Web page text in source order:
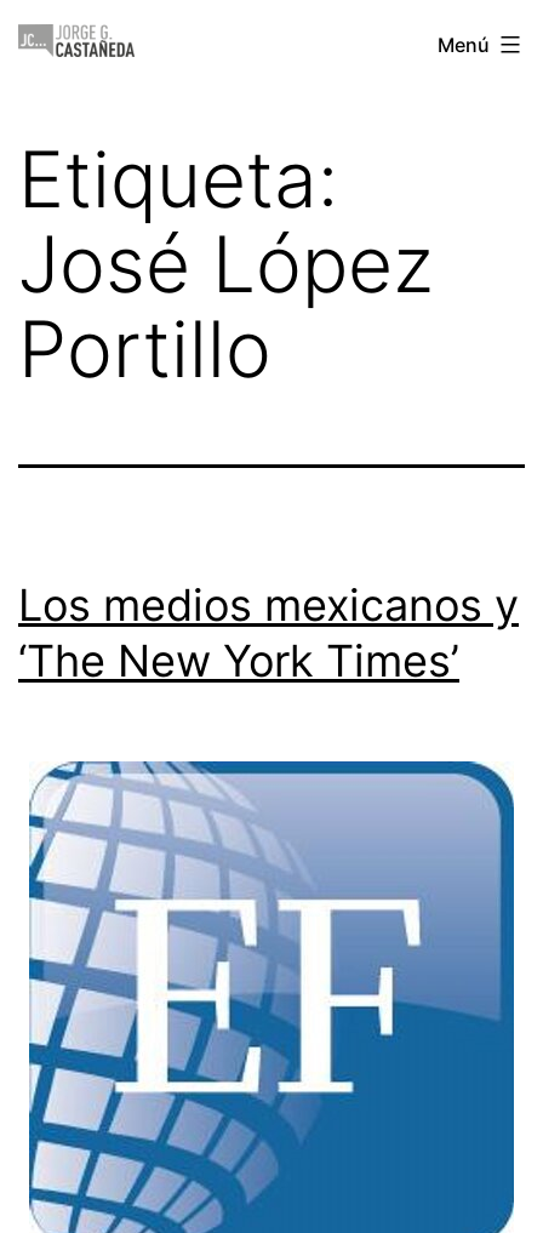
Saltar
Jorge
Menú
Etiqueta:
José López
Portillo
Los medios mexicanos y
‘The New York Times’